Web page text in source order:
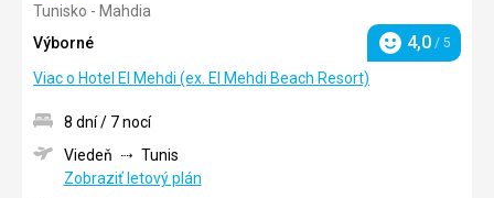
4/5
Tunisko - Mahdia
Výborné
Hodnotenie
4,0 / 5
Viac o Hotel El Mehdi (ex. El Mehdi Beach Resort)
8 dní / 7 nocí
Viedeň
Tunis
Zobraziť letový plán